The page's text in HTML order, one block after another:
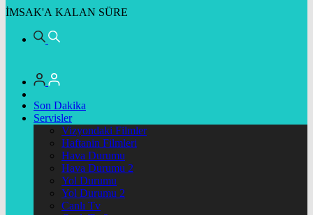
İMSAK'A KALAN SÜRE
Son Dakika
Servisler
Vizyondaki Filmler
Haftanin Filmleri
Hava Durumu
Hava Durumu 2
Yol Durumu
Yol Durumu 2
Canlı Tv